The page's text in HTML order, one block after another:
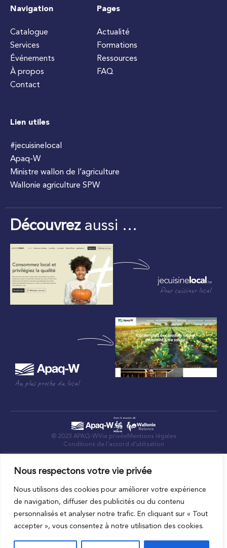
Nous respectons votre vie privée
Nous utilisons des cookies pour améliorer votre expérience
de navigation, diffuser des publicités ou du contenu
personnalisés et analyser notre trafic. En cliquant sur « Tout
accepter », vous consentez à notre utilisation des cookies.
Navigation
Catalogue
Services
Événements
À propos
Contact
Pages
Actualité
Formations
Ressources
FAQ
Lien utiles
#jecuisinelocal
Apaq-W
Ministre wallon de l’agriculture
Wallonie agriculture SPW
Découvrezaussi …
Pour cuisiner local
Au plus proche du local
© 2023 APAQ-WVie privée Mentions légales
Conditions de l’accord d’utilisation